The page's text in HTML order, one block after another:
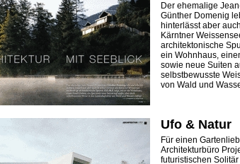
Der ehemalige
Günther Domenig
hinterlässt aber
Kärntner
architektonische
ein Wohnhaus,
sowie neue Suiten
selbstbewusste
von Wald und
Ufo & Natur
Für einen
Architekturbüro
futuristischen